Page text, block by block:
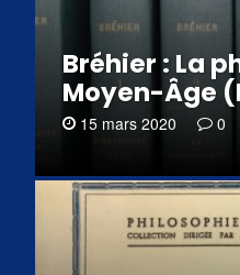
Bréhier : La
Moyen-Âge
15 mars 2020 0